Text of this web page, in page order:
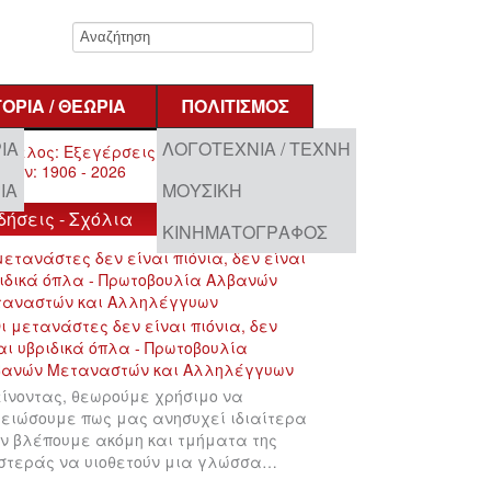
/ ΘΕΩΡΊΑ
ΠΟΛΙΤΙΣΜΌΣ
ΛΟΓΟΤΕΧΝΊΑ / ΤΈΧΝΗ
ΜΟΥΣΙΚΉ
ΚΙΝΗΜΑΤΟΓΡΆΦΟΣ
- Σχόλια
δεν είναι πιόνια, δεν είναι
όπλα - Πρωτοβουλία Αλβανών
και Αλληλέγγυων
θεωρούμε χρήσιμο να
πως μας ανησυχεί ιδιαίτερα
βλέπουμε ακόμη και τμήματα της
να υιοθετούν μια γλώσσα…